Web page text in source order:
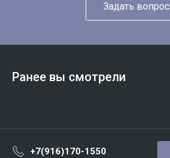
Задать вопрос
Ранее вы смотрели
+7(916)170-1550